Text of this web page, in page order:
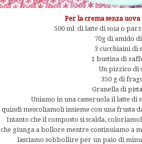
Per la crema senza
500 ml di latte di soia o
70g di amido
3 cucchiaini di
1 bustina di
Un pizzico di
350 g di
Granella di
Uniamo in una casseruola il latte di
quindi mescoliamoli insieme con una frusta
Intanto che il composto si scalda,
che giunga a bollore mentre continuiamo a
lasciamo sobbollire per un paio di